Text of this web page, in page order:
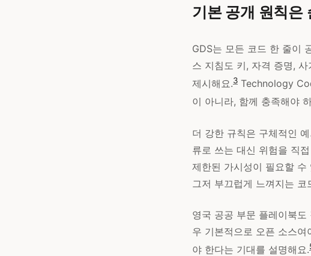
기본 공개 원칙은
GDS는 모든 코드 한 줄이
스 지침도 키, 자격 증명,
제시해요.3 Technology
이 아니라, 함께 충족해야
더 강한 규칙은 구체적인
류로 쓰는 대신 위험을 직
제한된 가시성이 필요할
그저 부끄럽게 느껴지는
영국 공공 부문 플레이북
우 기본적으로 오픈 소스
야 한다는 기대를 설명해요.